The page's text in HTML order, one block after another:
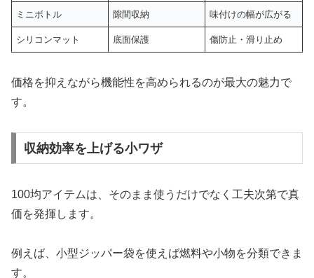
ミニボトル 隙間収納 味付けの幅が広がる
シリコンマット 底面保護 傷防止・滑り止め
価格を抑えながら機能性を高められるのが最大の魅力で
す。
収納効率を上げる小ワザ
100均アイテムは、そのまま使うだけでなく工夫次第で真
価を発揮します。
例えば、小型ジッパー袋を使えば燃料や小物を分類できま
す。